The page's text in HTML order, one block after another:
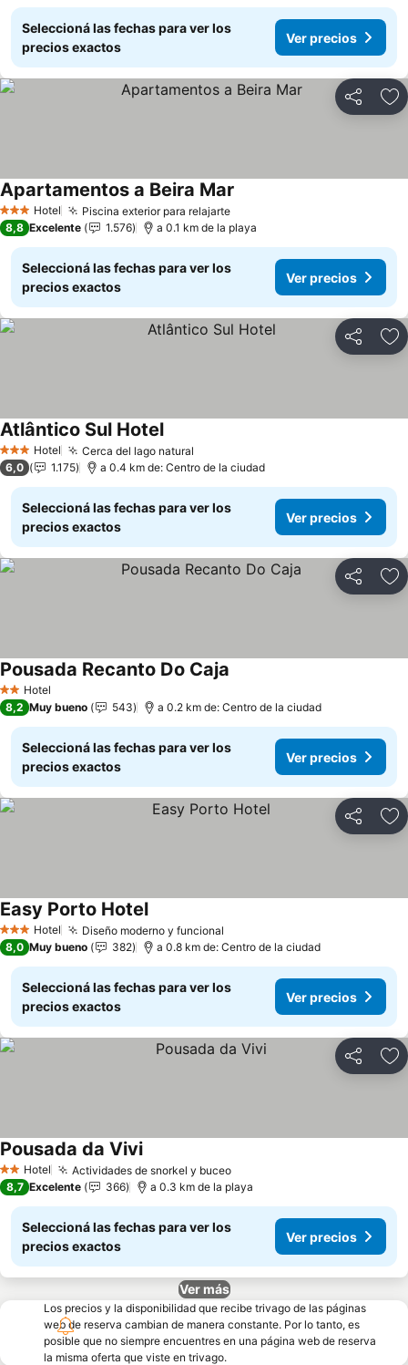
Seleccioná las fechas para ver los
precios exactos
Ver precios
Compartir
3 Estrellas
Hotel Piscina exterior para relajarteVer precios
Apartamentos a Beira Mar
8,8 Excelente 1.576 a 0.1 km de la playa
Seleccioná las fechas para ver los
precios exactos
Ver precios
Compartir
3 Estrellas
Hotel Cerca del lago natural
Atlântico Sul HotelVer precios
6,0 1.175 a 0.4 km de: Centro de la ciudad
Seleccioná las fechas para ver los
precios exactos
Ver precios
Compartir
2 Estrellas
Hotel
Pousada Recanto Do Caja
8,2 Muy bueno 543 a 0.2 km de: Centro de la ciudad
Seleccioná las fechas para ver los
precios exactos
Ver precios
Compartir
3 Estrellas
Hotel Diseño moderno y funcional
Easy Porto HotelVer precios
8,0 Muy bueno 382 a 0.8 km de: Centro de la ciudad
Seleccioná las fechas para ver los
precios exactos
Ver precios
Compartir
2 Estrellas
Hotel Actividades de snorkel y buceoVer precios
Pousada da ViviVer precios
8,7 Excelente 366 a 0.3 km de la playa
Seleccioná las fechas para ver los
precios exactos
Ver precios
Ver más
Los precios y la disponibilidad que recibe trivago de las páginas
web de reserva cambian de manera constante. Por lo tanto, es
posible que no siempre encuentres en una página web de reserva
la misma oferta que viste en trivago.